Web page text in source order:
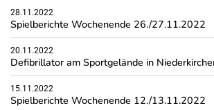
28.11.2022
Spielberichte Wochenende 26./27.11.2022
20.11.2022
Defibrillator am Sportgelände in
15.11.2022
Spielberichte Wochenende 12./13.11.2022